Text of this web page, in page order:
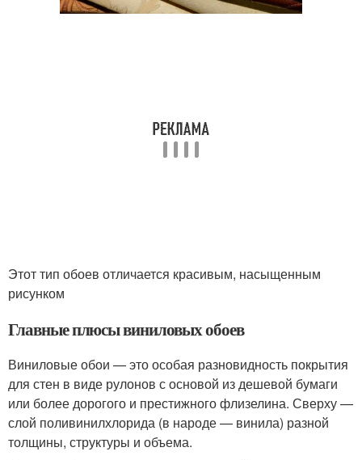
Этот тип обоев отличается красивым, насыщенным
рисунком
Главные плюсы виниловых обоев
Виниловые обои — это особая разновидность покрытия
для стен в виде рулонов с основой из дешевой бумаги
или более дорогого и престижного флизелина. Сверху —
слой поливинилхлорида (в народе — винила) разной
толщины, структуры и объема.